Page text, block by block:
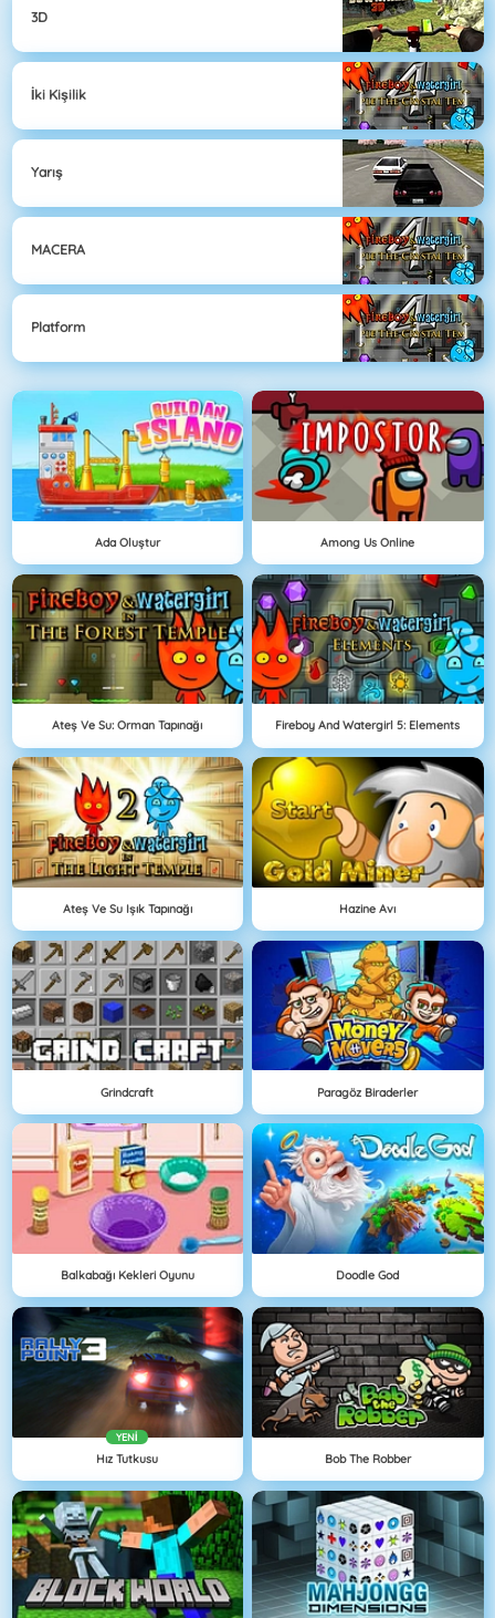
3D
İki Kişilik
Yarış
MACERA
Platform
Ada Oluştur Among Us Online
Ateş Ve Su: Orman Tapınağı Fireboy And Watergirl 5: Elements
Ateş Ve Su Işık Tapınağı Hazine Avı
Grindcraft Paragöz Biraderler
Balkabağı Kekleri Oyunu Doodle God
YENI
Hız Tutkusu Bob The Robber